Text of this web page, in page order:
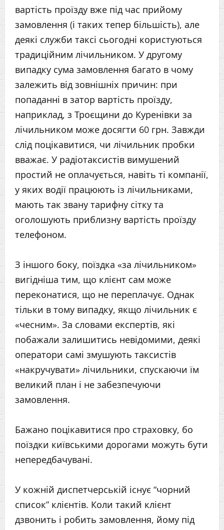
вартість проїзду вже під час прийому
замовлення (і таких тепер більшість), але
деякі служби таксі сьогодні користуються
традиційним лічильником. У другому
випадку сума замовлення багато в чому
залежить від зовнішніх причин: при
попаданні в затор вартість проїзду,
наприклад, з Троєщини до Куренівки за
лічильником може досягти 60 грн. Завжди
слід поцікавитися, чи лічильник пробки
вважає. У радіотаксистів вимушений
простий не оплачується, навіть ті компанії,
у яких водії працюють із лічильниками,
мають так звану тарифну сітку та
оголошують приблизну вартість проїзду
телефоном.
З іншого боку, поїздка «за лічильником»
вигідніша тим, що клієнт сам може
переконатися, що не переплачує. Однак
тільки в тому випадку, якщо лічильник є
«чесним». За словами експертів, які
побажали залишитись невідомими, деякі
оператори самі змушують таксистів
«накручувати» лічильники, спускаючи їм
великий план і не забезпечуючи
замовлення.
Бажано поцікавитися про страховку, бо
поїздки київськими дорогами можуть бути
непередбачувані.
У кожній диспетчерській існує “чорний
список” клієнтів. Коли такий клієнт
дзвонить і робить замовлення, йому під